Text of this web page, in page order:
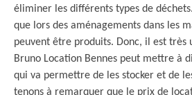
éliminer les différents types de
que lors des aménagements dans les
peuvent être produits. Donc, il est très
Bruno Location Bennes peut mettre à
qui va permettre de les stocker et de
tenons à remarquer que le prix de